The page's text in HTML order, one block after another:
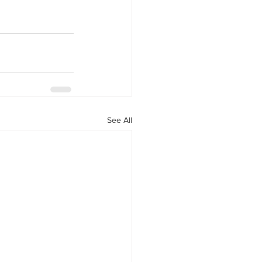
See All